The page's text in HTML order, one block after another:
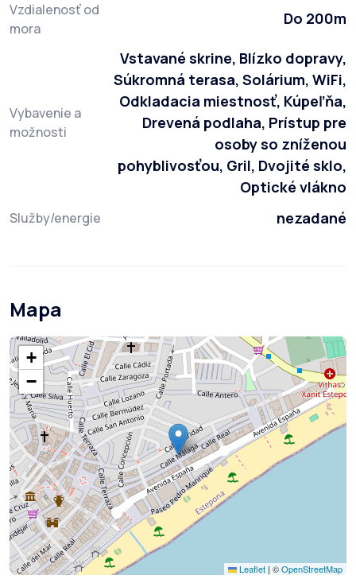
Vzdialenosť od
mora
Do 200m
Vybavenie a
možnosti
Vstavané skrine, Blízko dopravy,
Súkromná terasa, Solárium, WiFi,
Odkladacia miestnosť, Kúpeľňa,
Drevená podlaha, Prístup pre
osoby so zníženou
pohyblivosťou, Gril, Dvojité sklo,
Optické vlákno
Služby/energie nezadané
Mapa
+
−
Leaflet | ©OpenStreetMap